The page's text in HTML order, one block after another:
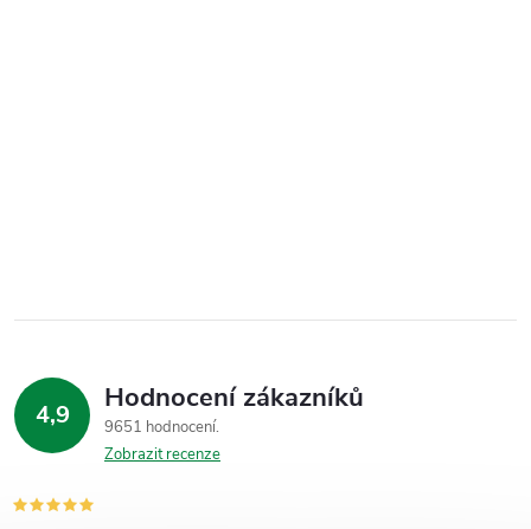
4,9 Hodnocení zákazníků
9651 hodnocení
Zobrazit recenze